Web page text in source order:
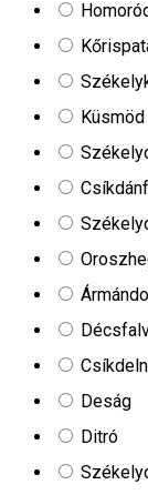
Küsmöd
Deság
Ditró
filmezését/
játékkonzol,
kiságy,
fürdőszoba.
67/C Sub
Panzió
Abásfalvi
Homoród
(836m),
határolják. A